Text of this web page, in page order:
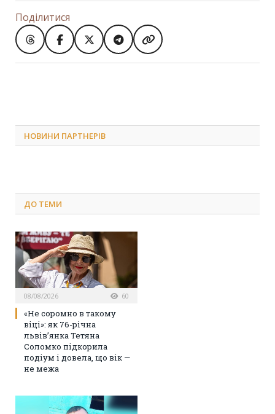
Поділитися
НОВИНИ ПАРТНЕРІВ
ДО ТЕМИ
08/08/2026 60
«Не соромно в такому
віці»: як 76-річна
львів’янка Тетяна
Соломко підкорила
подіум і довела, що вік —
не межа